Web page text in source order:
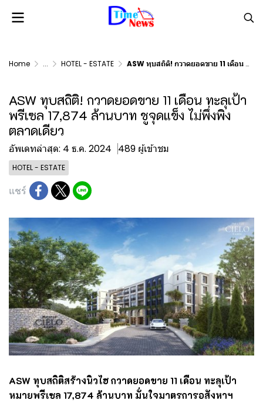
Home ... HOTEL - ESTATE ASW ทุบสถิติ! กวาดยอดขาย 11 เดือน ทะลุเป้าพรีเซล 17,874 ล้านบาท ชูจุดแข็ง ไม่พึ่งพิงตลาดเดียว
ASW ทุบสถิติ! กวาดยอดขาย 11 เดือน ทะลุเป้า
พรีเซล 17,874 ล้านบาท ชูจุดแข็ง ไม่พึ่งพิง
ตลาดเดียว
อัพเดทล่าสุด: 4 ธ.ค. 2024 489 ผู้เข้าชม
HOTEL - ESTATE
แชร์
ASW ทุบสถิติสร้างนิวไฮ กวาดยอดขาย 11 เดือน ทะลุเป้า
หมายพรีเซล 17,874 ล้านบาท มั่นใจมาตรการอสังหาฯ